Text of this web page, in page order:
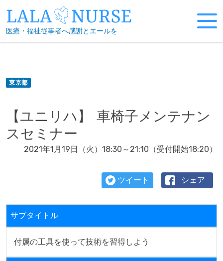
to
content
医療・福祉従事者へ感謝とエールを
東京都
【ユニリハ】 車椅子メンテナン
スセミナー
2021年1月19日（火）18:30～21:10（受付開始18:20）
ツイート シェア
サブタイトル
付属の工具を使って技術を習得しよう